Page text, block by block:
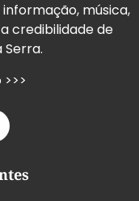
música,
credibilidade de
Serra.